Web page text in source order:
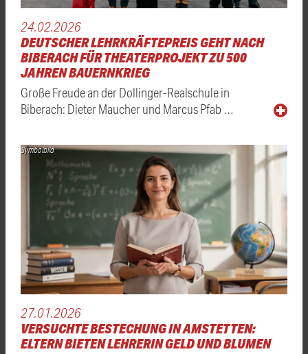
24.02.2026
DEUTSCHER LEHRKRÄFTEPREIS GEHT NACH
BIBERACH FÜR THEATERPROJEKT ZU 500
JAHREN BAUERNKRIEG
Große Freude an der Dollinger-Realschule in
Biberach: Dieter Maucher und Marcus Pfab …
Symbolbild
27.01.2026
VERSUCHTE BESTECHUNG IN AMSTETTEN:
ELTERN BIETEN LEHRERIN GELD UND BLUMEN